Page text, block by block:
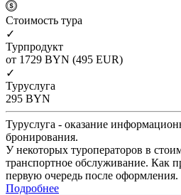
Cтоимость тура
✓
Турпродукт
от 1729 BYN (495 EUR)
✓
Туруслуга
295 BYN
Туруслуга - оказание
бронирования.
У некоторых туроператоров в
транспортное обслуживание. Как
первую очередь после оформления.
Подробнее